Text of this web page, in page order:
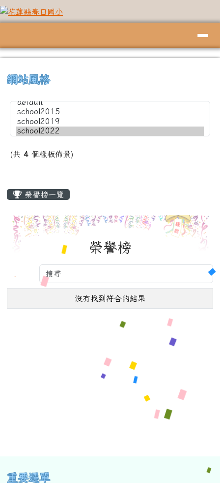
跳至主內容區
花蓮縣春日國小
網站風格
(共 4 個樣板佈景)
榮譽榜一覽
榮譽榜
沒有找到符合的結果
左邊區域內容
重要選單